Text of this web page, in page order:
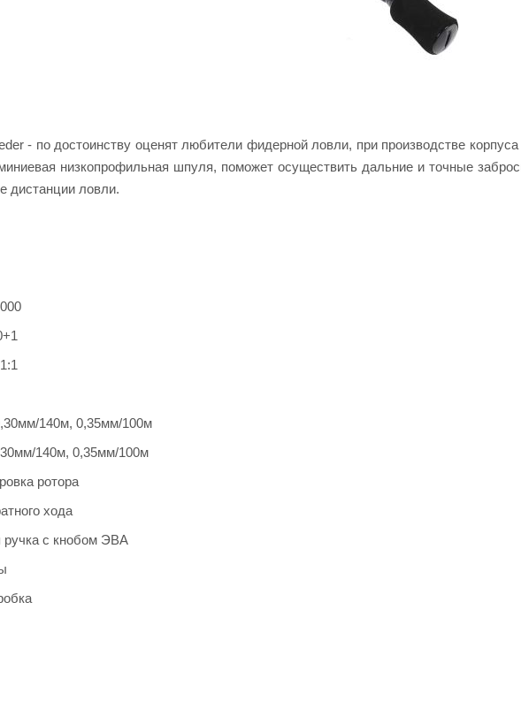
- по достоинству оценят любители фидерной ловли, при производстве
низкопрофильная шпуля, поможет осуществить дальние и точные
дистанции ловли.
140м, 0,35мм/100м
140м, 0,35мм/100м
ротора
хода
с кнобом ЭВА